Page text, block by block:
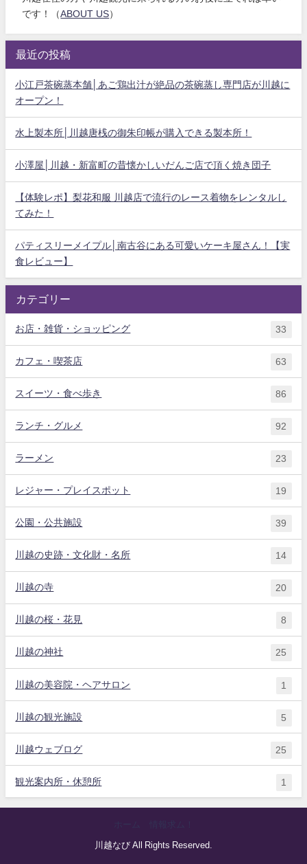
です！（ABOUT US）
最近の投稿
小江戸茶碗蒸本舗│あご鶏出汁が絶品の茶碗蒸し専門店が川越に
オープン！
水上製本所│川越唐桟の御朱印帳が購入できる製本所！
小澤屋│川越・新富町の昔懐かしいだんご店で頂く焼き団子
【体験レポ】梨花和服 川越店で流行のレース着物をレンタルし
てみた！
パティスリーメイプル│南古谷にある可愛いケーキ屋さん！【実
食レビュー】
カテゴリー
お店・雑貨・ショッピング 33
カフェ・喫茶店 63
スイーツ・食べ歩き 86
ランチ・グルメ 92
ラーメン 23
レジャー・プレイスポット 19
公園・公共施設 39
川越の史跡・文化財・名所 14
川越の寺 20
川越の桜・花見 8
川越の神社 25
川越の美容院・ヘアサロン 1
川越の観光施設 5
川越ウェブログ 25
観光案内所・休憩所 1
川越なび All Rights Reserved.